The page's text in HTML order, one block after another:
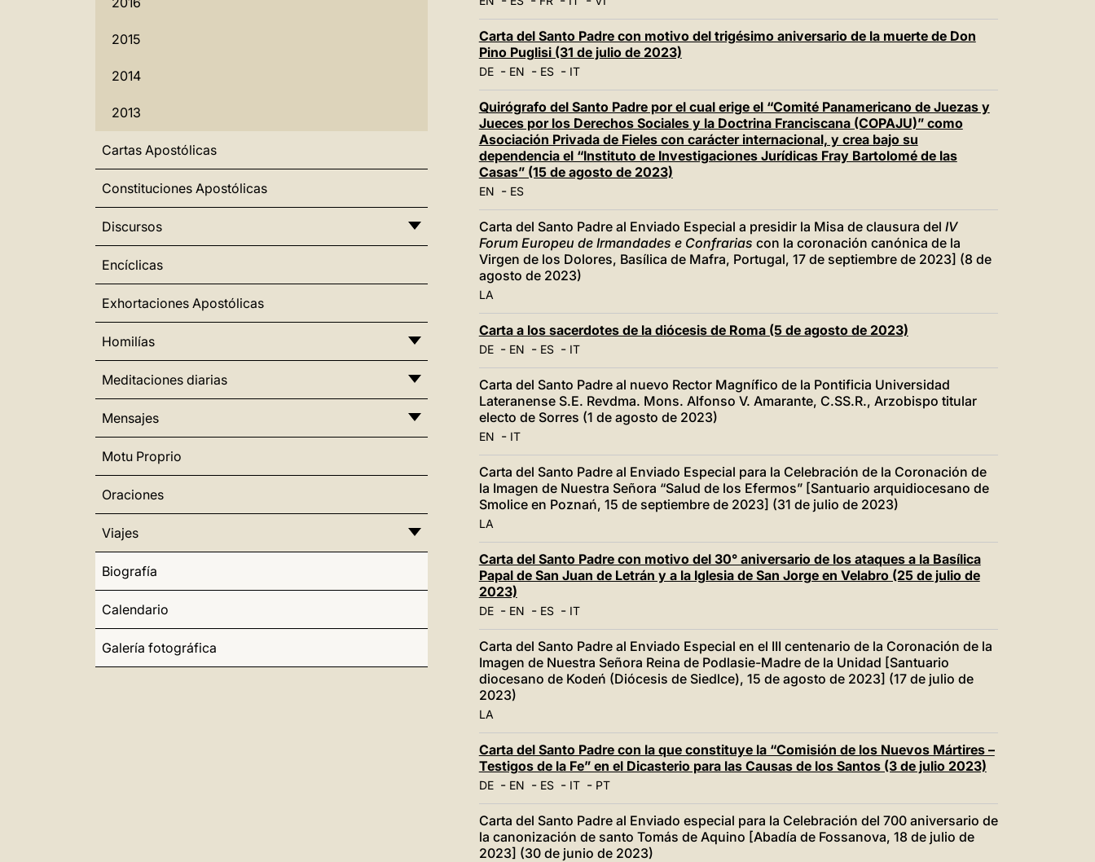
2015
2014
2013
Cartas Apostólicas
Constituciones Apostólicas
Discursos
Encíclicas
Exhortaciones Apostólicas
Homilías
Meditaciones diarias
Mensajes
Motu Proprio
Oraciones
Viajes
Biografía
Calendario
Galería fotográfica
Carta del Santo Padre con motivo del trigésimo aniversario de la muerte de Don
Pino Puglisi (31 de julio de 2023)
DE- EN - ES- IT
Quirógrafo del Santo Padre por el cual erige el “Comité Panamericano de Juezas y
Jueces por los Derechos Sociales y la Doctrina Franciscana (COPAJU)” como
Asociación Privada de Fieles con carácter internacional, y crea bajo su
dependencia el “Instituto de Investigaciones Jurídicas Fray Bartolomé de las
Casas” (15 de agosto de 2023)
EN - ES
Carta del Santo Padre al Enviado Especial a presidir la Misa de clausura del IV
Forum Europeu de Irmandades e Confrarias con la coronación canónica de la
Virgen de los Dolores, Basílica de Mafra, Portugal, 17 de septiembre de 2023] (8 de
agosto de 2023)
LA
Carta a los sacerdotes de la diócesis de Roma (5 de agosto de 2023)
DE- EN - ES- IT
Carta del Santo Padre al nuevo Rector Magnífico de la Pontificia Universidad
Lateranense S.E. Revdma. Mons. Alfonso V. Amarante, C.SS.R., Arzobispo titular
electo de Sorres (1 de agosto de 2023)
EN - IT
Carta del Santo Padre al Enviado Especial para la Celebración de la Coronación de
la Imagen de Nuestra Señora “Salud de los Efermos” [Santuario arquidiocesano de
Smolice en Poznań, 15 de septiembre de 2023] (31 de julio de 2023)
LA
Carta del Santo Padre con motivo del 30° aniversario de los ataques a la Basílica
Papal de San Juan de Letrán y a la Iglesia de San Jorge en Velabro (25 de julio de
2023)
DE- EN - ES- IT
Carta del Santo Padre al Enviado Especial en el III centenario de la Coronación de la
Imagen de Nuestra Señora Reina de Podlasie-Madre de la Unidad [Santuario
diocesano de Kodeń (Diócesis de Siedlce), 15 de agosto de 2023] (17 de julio de
2023)
LA
Carta del Santo Padre con la que constituye la “Comisión de los Nuevos Mártires –
Testigos de la Fe” en el Dicasterio para las Causas de los Santos (3 de julio 2023)
DE- EN - ES- IT- PT
Carta del Santo Padre al Enviado especial para la Celebración del 700 aniversario de
la canonización de santo Tomás de Aquino [Abadía de Fossanova, 18 de julio de
2023] (30 de junio de 2023)